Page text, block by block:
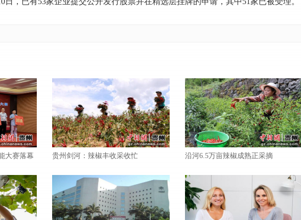
大赛落幕 贵州剑河：辣椒丰收采收忙 沿河6.5万亩辣椒成熟正采摘